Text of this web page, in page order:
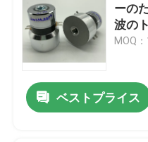
ーの
波の
いに
MOQ
ベストプライス